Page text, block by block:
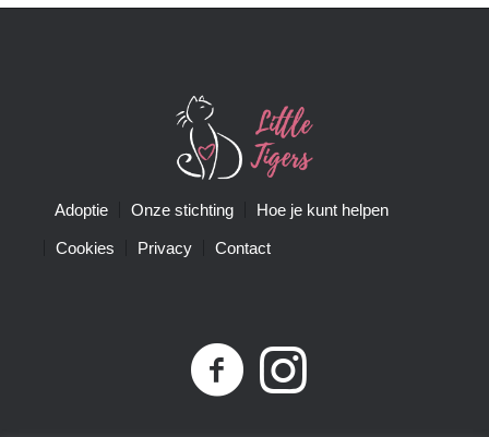
Adoptie Onze stichting Hoe je kunt helpen
Cookies Privacy Contact